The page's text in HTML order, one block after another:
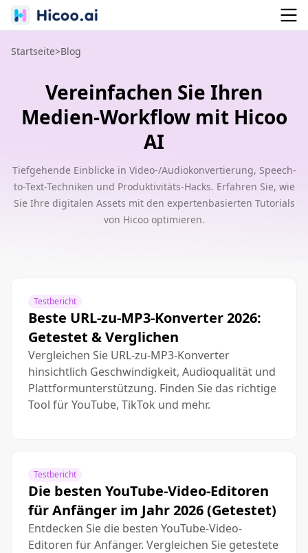
Startseite>Blog
Vereinfachen Sie Ihren
Medien-Workflow mit Hicoo
AI
Tiefgehende Einblicke in Video-/Audiokonvertierung, Speech-
to-Text-Techniken und Produktivitäts-Hacks. Erfahren Sie, wie
Sie Ihre digitalen Assets mit den expertenbasierten Tutorials
von Hicoo optimieren.
Testbericht
Beste URL-zu-MP3-Konverter 2026:
Getestet & Verglichen
Vergleichen Sie URL-zu-MP3-Konverter
hinsichtlich Geschwindigkeit, Audioqualität und
Plattformunterstützung. Finden Sie das richtige
Tool für YouTube, TikTok und mehr.
Testbericht
Die besten YouTube-Video-Editoren
für Anfänger im Jahr 2026 (Getestet)
Entdecken Sie die besten YouTube-Video-
Editoren für Anfänger. Vergleichen Sie getestete